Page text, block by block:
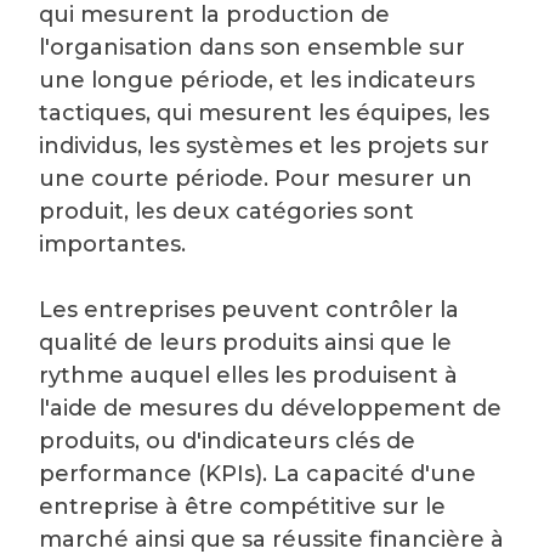
qui mesurent la production de
l'organisation dans son ensemble sur
une longue période, et les indicateurs
tactiques, qui mesurent les équipes, les
individus, les systèmes et les projets sur
une courte période. Pour mesurer un
produit, les deux catégories sont
importantes.
Les entreprises peuvent contrôler la
qualité de leurs produits ainsi que le
rythme auquel elles les produisent à
l'aide de mesures du développement de
produits, ou d'indicateurs clés de
performance (KPIs). La capacité d'une
entreprise à être compétitive sur le
marché ainsi que sa réussite financière à